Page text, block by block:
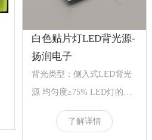
白色贴片灯LED背光源-
扬润电子
背光类型：侧入式LED背光
源 均匀度≥75% LED灯的选
择：白、蓝、绿、黄、红...
了解详情